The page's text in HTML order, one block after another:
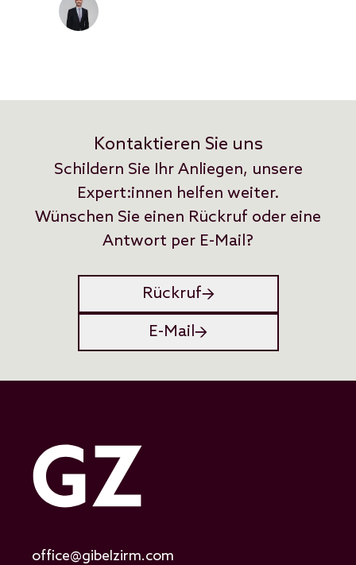
Kontaktieren Sie uns
Schildern Sie Ihr Anliegen, unsere
Expert:innen helfen weiter.
Wünschen Sie einen Rückruf oder eine
Antwort per E-Mail?
Rückruf
E-Mail
office@gibelzirm.com